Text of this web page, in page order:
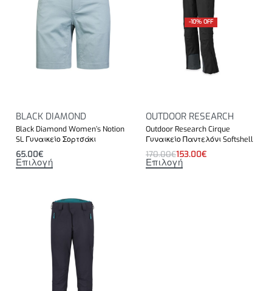
BLACK DIAMOND
Black Diamond Women’s Notion
SL Γυναικείο Σορτσάκι
65.00€
Επιλογή
-10% OFF
OUTDOOR RESEARCH
Outdoor Research Cirque
Γυναικείο Παντελόνι Softshell
170.00€153.00€
Επιλογή